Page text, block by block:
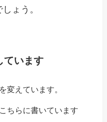
ょう。
ています
変えています。
ちらに書いています